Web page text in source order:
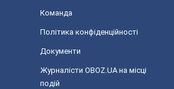
Команда
Політика конфіденційності
Документи
Журналісти OBOZ.UA на місці
подій